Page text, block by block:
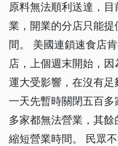
原料無法順利送達，
業，開業的分店只能
間。 美國連鎖速食店
店，上個週末開始，
運大受影響，在沒有
一天先暫時關閉五百
多家都無法營業，其
縮短營業時間。 民眾